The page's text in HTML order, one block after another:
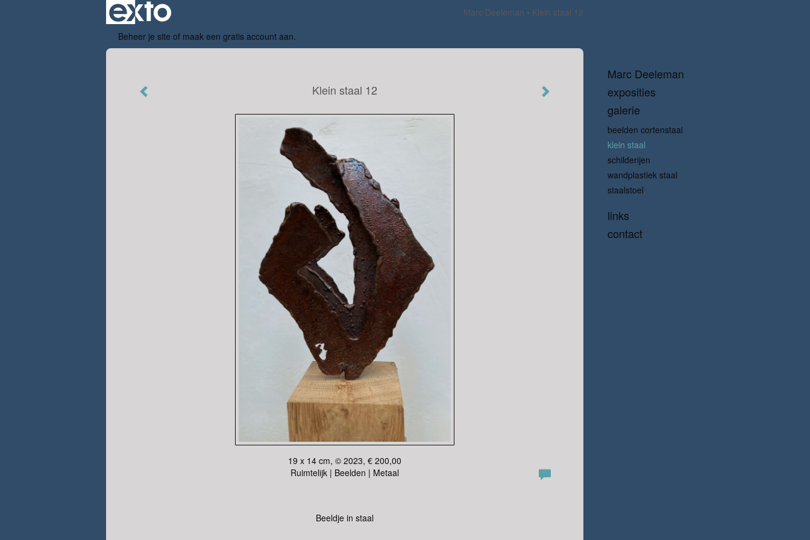
Marc Deeleman
Klein staal 12
Beheer je site of maak een gratis account aan.
Klein staal 12
19 x 14 cm, © 2023, € 200,00
Ruimtelijk | Beelden | Metaal
Beeldje in staal
Marc Deeleman
exposities
galerie
beelden cortenstaal
klein staal
schilderijen
wandplastiek staal
staalstoel
links
contact